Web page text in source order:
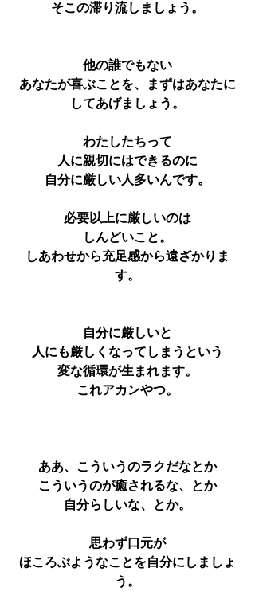
そこの滞り流しましょう。
他の誰でもない
あなたが喜ぶことを、まずはあなたに
してあげましょう。
わたしたちって
人に親切にはできるのに
自分に厳しい人多いんです。
必要以上に厳しいのは
しんどいこと。
しあわせから充足感から遠ざかりま
す。
自分に厳しいと
人にも厳しくなってしまうという
変な循環が生まれます。
これアカンやつ。
ああ、こういうのラクだなとか
こういうのが癒されるな、とか
自分らしいな、とか。
思わず口元が
ほころぶようなことを自分にしましょ
う。